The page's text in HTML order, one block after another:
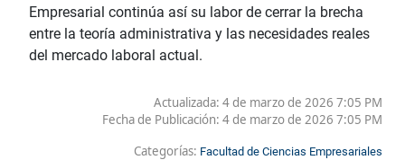
Empresarial continúa así su labor de cerrar la brecha
entre la teoría administrativa y las necesidades reales
del mercado laboral actual.
Actualizada: 4 de marzo de 2026 7:05 PM
Fecha de Publicación: 4 de marzo de 2026 7:05 PM
Categorías: Facultad de Ciencias Empresariales